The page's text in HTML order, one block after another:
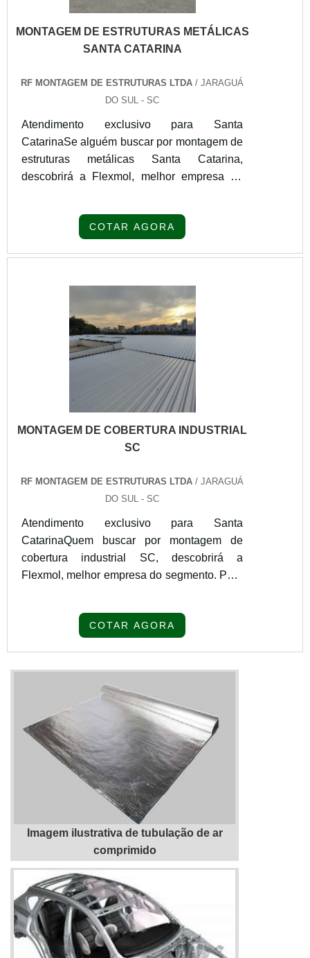
MONTAGEM DE ESTRUTURAS METÁLICAS
SANTA CATARINA
RF MONTAGEM DE ESTRUTURAS LTDA / JARAGUÁ
DO SUL - SC
Atendimento exclusivo para Santa
CatarinaSe alguém buscar por montagem de
estruturas metálicas Santa Catarina,
descobrirá a Flexmol, melhor empresa do
deve escolher uma organização que se
metálicas Santa Catarina, na RF Montagem
de Estruturas Ltd...
COTAR AGORA
MONTAGEM DE COBERTURA INDUSTRIAL
SC
RF MONTAGEM DE ESTRUTURAS LTDA / JARAGUÁ
DO SUL - SC
Atendimento exclusivo para Santa
CatarinaQuem buscar por montagem de
cobertura industrial SC, descobrirá a
Flexmol, melhor empresa do segmento. Para
organização que se destaque por um bom
INDUSTRIAL SCQuem precisa de
montagem de cobertura industrial SC em
uma empresa que prez...
COTAR AGORA
Imagem ilustrativa de tubulação de ar
comprimido